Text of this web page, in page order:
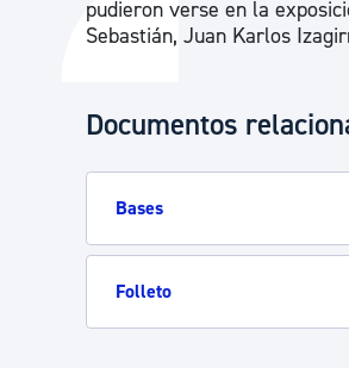
pudieron verse en la
Sebastián, Juan Karlos
Documentos
Bases
Folleto